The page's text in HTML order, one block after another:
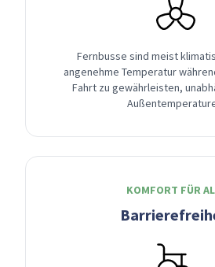
Fernbusse sind meist
angenehme Temperatur
Fahrt zu gewährleisten,
KOMFORT FÜR